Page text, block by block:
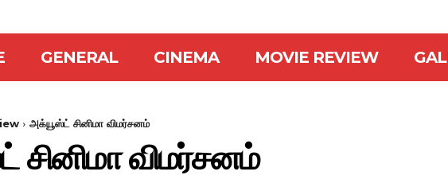
GENERAL CINEMA MOVIE REVIEW
அக்யூஸ்ட் சினிமா விமர்சனம்
சினிமா விமர்சனம்